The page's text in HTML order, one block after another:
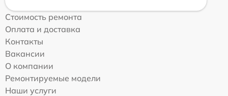
Стоимость ремонта
Оплата и доставка
Контакты
Вакансии
О компании
Ремонтируемые модели
Наши услуги